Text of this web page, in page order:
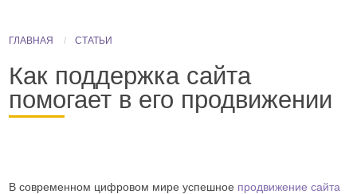
ГЛАВНАЯ СТАТЬИ
Как поддержка сайта
помогает в его продвижении
В современном цифровом мире успешное продвижение сайта